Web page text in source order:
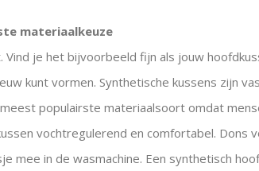
materiaalkeuze
je het bijvoorbeeld fijn als jouw
kunt vormen. Synthetische kussens zijn
populairste materiaalsoort omdat
vochtregulerend en comfortabel. Dons
mee in de wasmachine. Een synthetisch